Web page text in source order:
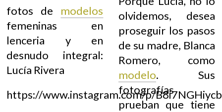
fotos de modelos
femeninas en
lenceria y en
desnudo integral:
Lucía Rivera
https://www.instagram.com/p/
olvidemos, desea
proseguir los pasos
de su madre, Blanca
Romero, como
modelo. Sus
fotografías
prueban que tiene